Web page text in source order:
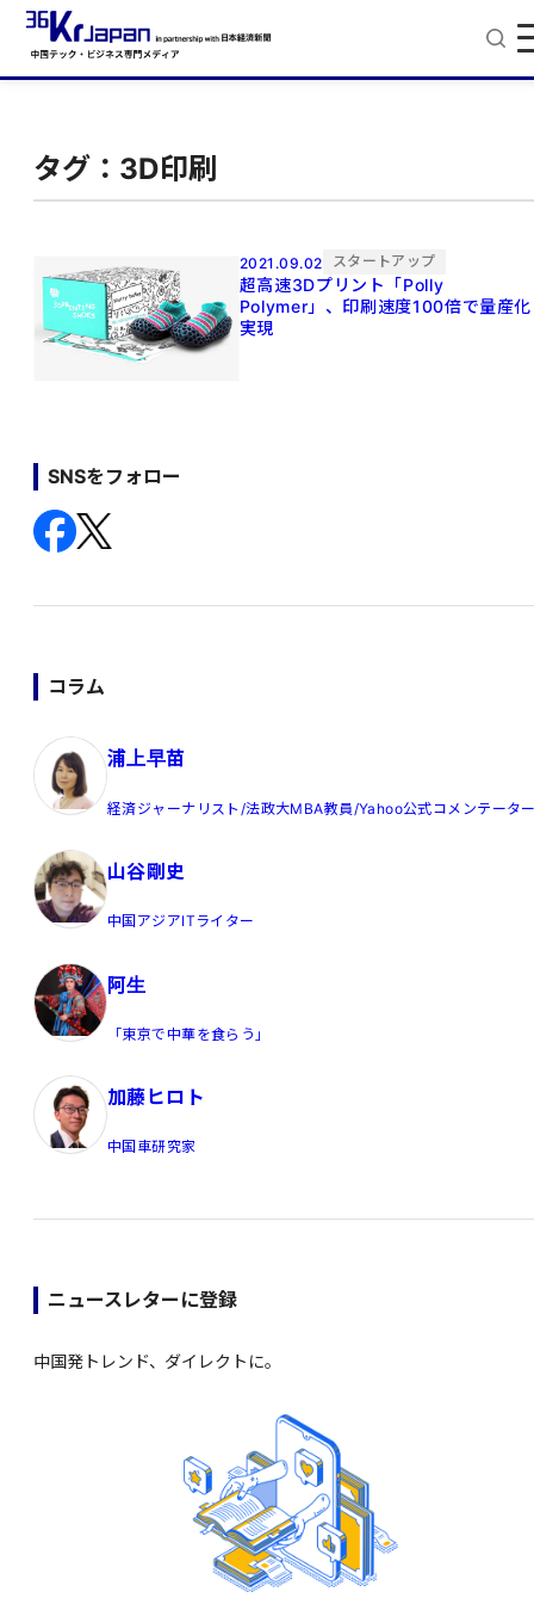
タグ：3D印刷
2021.09.02 スタートアップ
超高速3Dプリント「Polly
Polymer」、印刷速度100倍で量産化
実現
SNSをフォロー
コラム
浦上早苗
経済ジャーナリスト/法政大MBA教員/Yahoo公式コメンテータ
山谷剛史
中国アジアITライター
阿生
「東京で中華を食らう」
加藤ヒロト
中国車研究家
ニュースレターに登録
中国発トレンド、ダイレクトに。